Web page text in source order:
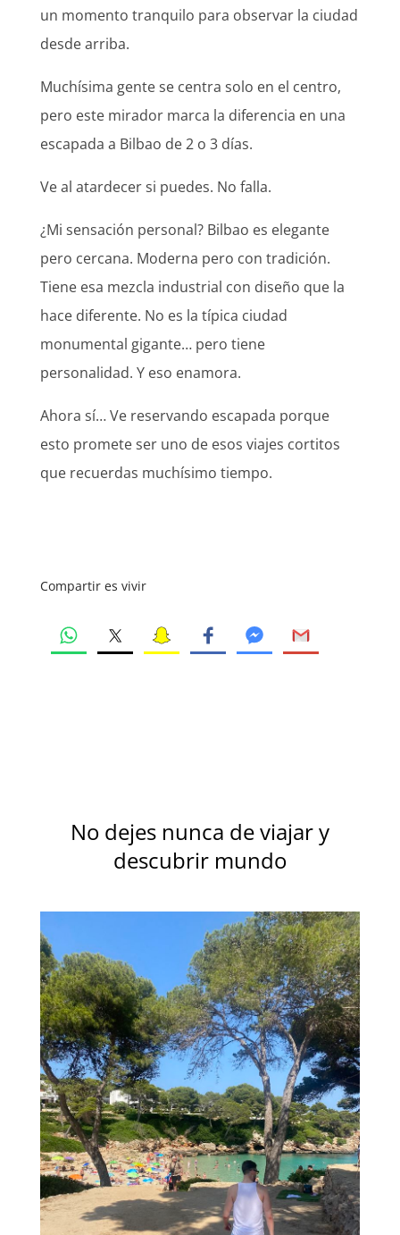
un momento tranquilo para observar la ciudad
desde arriba.
Muchísima gente se centra solo en el centro,
pero este mirador marca la diferencia en una
escapada a Bilbao de 2 o 3 días.
Ve al atardecer si puedes. No falla.
¿Mi sensación personal? Bilbao es elegante
pero cercana. Moderna pero con tradición.
Tiene esa mezcla industrial con diseño que la
hace diferente. No es la típica ciudad
monumental gigante… pero tiene
personalidad. Y eso enamora.
Ahora sí… Ve reservando escapada porque
esto promete ser uno de esos viajes cortitos
que recuerdas muchísimo tiempo.
Compartir es vivir
No dejes nunca de viajar y
descubrir mundo